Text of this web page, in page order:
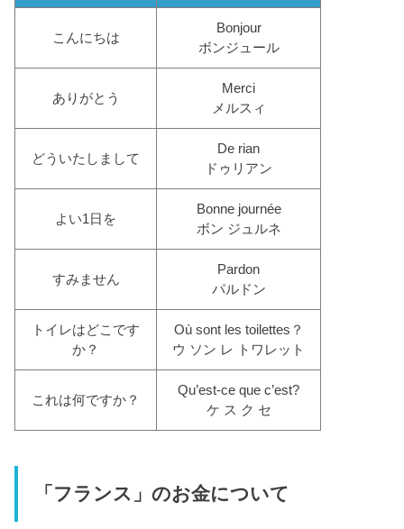
こんにちは
Bonjour
ボンジュール
ありがとう
Merci
メルスィ
どういたしまして
De rian
ドゥリアン
よい1日を
Bonne journée
ボン ジュルネ
すみません
Pardon
パルドン
トイレはどこです
か？
Où sont les toilettes？
ウ ソン レ トワレット
これは何ですか？
Qu’est-ce que c’est?
ケ ス ク セ
「フランス」のお金について